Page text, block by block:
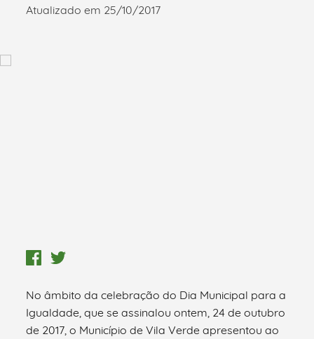
Categorias gerais
Atualizado em 25/10/2017
No âmbito da celebração do Dia Municipal para a
Igualdade, que se assinalou ontem, 24 de outubro
de 2017, o Município de Vila Verde apresentou ao